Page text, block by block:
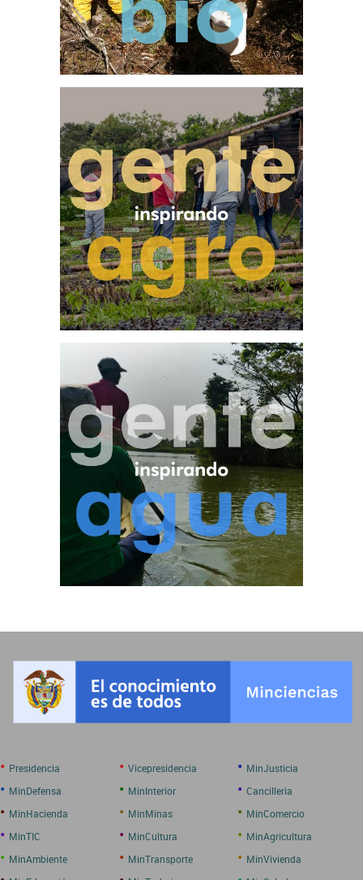
• Presidencia • Vicepresidencia • MinJusticia
• MinDefensa • MinInterior • Cancilleria
• MinHacienda • MinMinas • MinComercio
• MinTIC • MinCultura • MinAgricultura
• MinAmbiente • MinTransporte • MinVivienda